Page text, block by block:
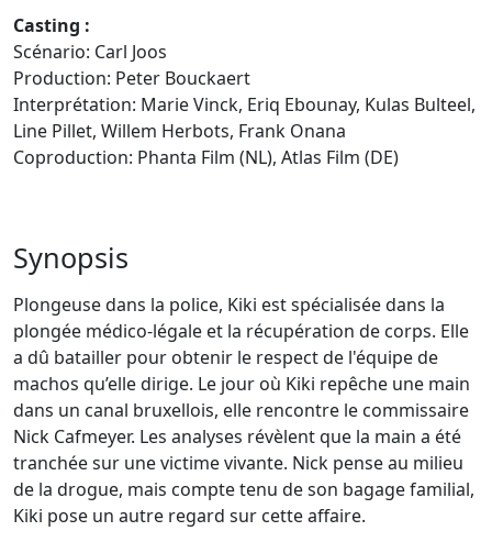
Casting :
Scénario: Carl Joos
Production: Peter Bouckaert
Interprétation: Marie Vinck, Eriq Ebounay, Kulas Bulteel,
Line Pillet, Willem Herbots, Frank Onana
Coproduction: Phanta Film (NL), Atlas Film (DE)
Synopsis
Plongeuse dans la police, Kiki est spécialisée dans la
plongée médico-légale et la récupération de corps. Elle
a dû batailler pour obtenir le respect de l'équipe de
machos qu’elle dirige. Le jour où Kiki repêche une main
dans un canal bruxellois, elle rencontre le commissaire
Nick Cafmeyer. Les analyses révèlent que la main a été
tranchée sur une victime vivante. Nick pense au milieu
de la drogue, mais compte tenu de son bagage familial,
Kiki pose un autre regard sur cette affaire.